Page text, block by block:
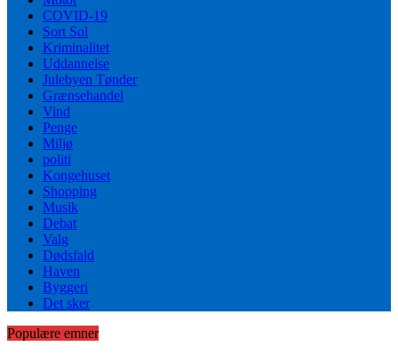
COVID-19
Sort Sol
Kriminalitet
Uddannelse
Julebyen Tønder
Grænsehandel
Vind
Penge
Miljø
politi
Kongehuset
Shopping
Musik
Debat
Valg
Dødsfald
Haven
Byggeri
Det sker
Populære emner